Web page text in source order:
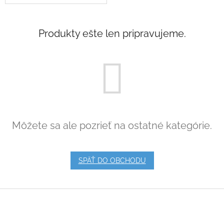
Produkty ešte len pripravujeme.
Môžete sa ale pozrieť na ostatné kategórie.
SPÄŤ DO OBCHODU